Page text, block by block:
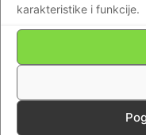
karakteristike i funkcije.
sati granatirali
donekle jenjali,
herojski
Bila je to
bio ispresijecan
poljima, a